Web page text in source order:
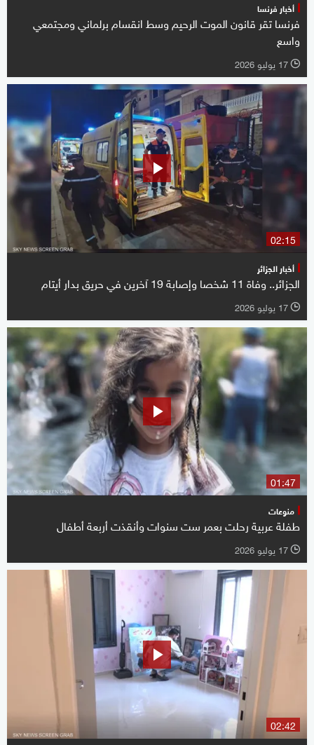
أخبار فرنسا
فرنسا تقر قانون الموت الرحيم وسط انقسام برلماني ومجتمعي
واسع
l 17 يوليو 2026
02:15
أخبار الجزائر
الجزائر.. وفاة 11 شخصا وإصابة 19 آخرين في حريق بدار أيتام
l 17 يوليو 2026
01:47
منوعات
طفلة عربية رحلت بعمر ست سنوات وأنقذت أربعة أطفال
l 17 يوليو 2026
02:42